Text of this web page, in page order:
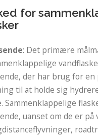
for
: Det primære
der har brug for en
til at holde sig
Sammenklappelige
uanset om de er på